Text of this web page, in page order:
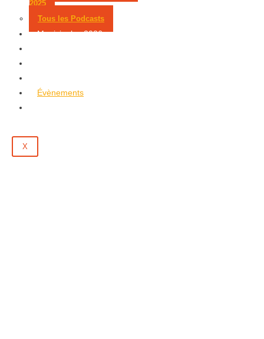
2025
Tous les Podcasts
Municipales 2026
Évènements
X